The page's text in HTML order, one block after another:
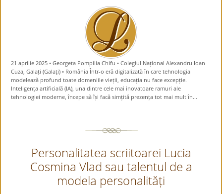
21 aprilie 2025 • Georgeta Pompilia Chifu • Colegiul Național Alexandru Ioan
Cuza, Galați (Galaţi) • România Într-o eră digitalizată în care tehnologia
modelează profund toate domeniile vieții, educația nu face excepție.
Inteligența artificială (IA), una dintre cele mai inovatoare ramuri ale
tehnologiei moderne, începe să își facă simțită prezența tot mai mult în...
Personalitatea scriitoarei Lucia
Cosmina Vlad sau talentul de a
modela personalități